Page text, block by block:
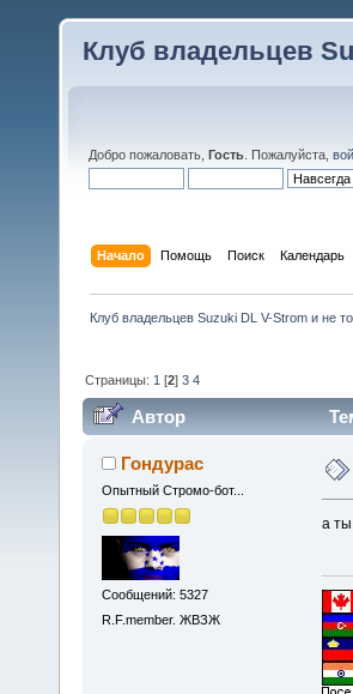
Клуб владельцев
Добро пожаловать, Гость . Пожалуйста,
Начало Помощь Поиск Календарь
Клуб владельцев Suzuki DL V-Strom и не
Страницы: 1 [2]3 4
Автор
Гондурас
Опытный Стромо-бот...
Сообщений: 5327
R.F.member. ЖВЗЖ
а